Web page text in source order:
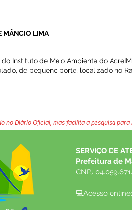
MÂNCIO LIMA
Instituto de Meio Ambiente do
de pequeno porte, localizado no
no Diário Oficial, mas facilita a pesquisa
SERVIÇO DE
Prefeitura de
CNPJ
💻Acesso online: